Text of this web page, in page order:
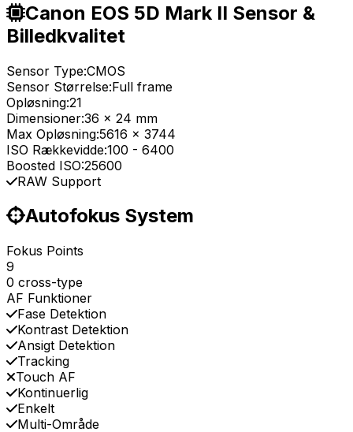
Canon EOS 5D Mark II Sensor &
Billedkvalitet
Sensor Type:CMOS
Sensor Størrelse:Full frame
Opløsning:21
Dimensioner:36 x 24 mm
Max Opløsning:5616 x 3744
ISO Rækkevidde:100 - 6400
Boosted ISO:25600
RAW Support
Autofokus System
Fokus Points
9
0 cross-type
AF Funktioner
Fase Detektion
Kontrast Detektion
Ansigt Detektion
Tracking
Touch AF
Kontinuerlig
Enkelt
Multi-Område